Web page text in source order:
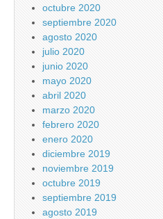
octubre 2020
septiembre 2020
agosto 2020
julio 2020
junio 2020
mayo 2020
abril 2020
marzo 2020
febrero 2020
enero 2020
diciembre 2019
noviembre 2019
octubre 2019
septiembre 2019
agosto 2019